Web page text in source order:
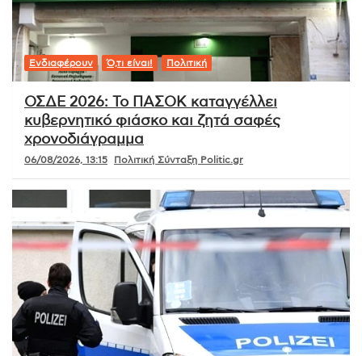
Ενδιαφέρουν Ό,τι είναι! Πολιτική
ΟΣΔΕ 2026: Το ΠΑΣΟΚ καταγγέλλει
κυβερνητικό φιάσκο και ζητά σαφές
χρονοδιάγραμμα
06/08/2026, 13:15 Πολιτική Σύνταξη Politic.gr